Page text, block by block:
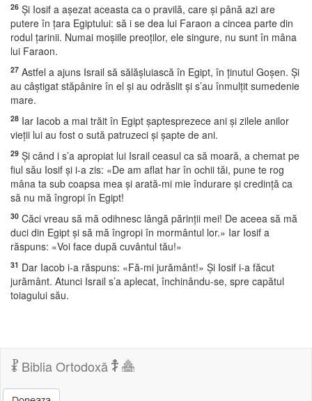
26 Şi Iosif a aşezat aceasta ca o pravilă, care şi până azi are
putere în ţara Egiptului: să i se dea lui Faraon a cincea parte din
rodul ţarinii. Numai moşiile preoţilor, ele singure, nu sunt în mâna
lui Faraon.
27 Astfel a ajuns Israil să sălăşluiască în Egipt, în ţinutul Goşen. Şi
au câştigat stăpânire în el şi au odrăslit şi s’au înmulţit sumedenie
mare.
28 Iar Iacob a mai trăit în Egipt şaptesprezece ani şi zilele anilor
vieţii lui au fost o sută patruzeci şi şapte de ani.
29 Şi când i s’a apropiat lui Israil ceasul ca să moară, a chemat pe
fiul său Iosif şi i-a zis: «De am aflat har în ochii tăi, pune te rog
mâna ta sub coapsa mea şi arată-mi mie îndurare şi credinţă ca
să nu mă îngropi în Egipt!
30 Căci vreau să mă odihnesc lângă părinţii mei! De aceea să mă
duci din Egipt şi să mă îngropi în mormântul lor.» Iar Iosif a
răspuns: «Voi face după cuvântul tău!»
31 Dar Iacob i-a răspuns: «Fă-mi jurământ!» Şi Iosif i-a făcut
jurământ. Atunci Israil s’a aplecat, închinându-se, spre capătul
toiagului său.
Biblia Ortodoxă